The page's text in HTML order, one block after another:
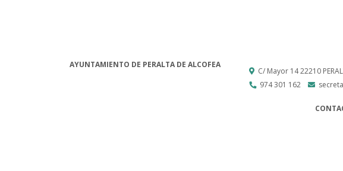
AYUNTAMIENTO DE PERALTA DE ALCOFEA
C/ Mayor 1422210
974 301 162